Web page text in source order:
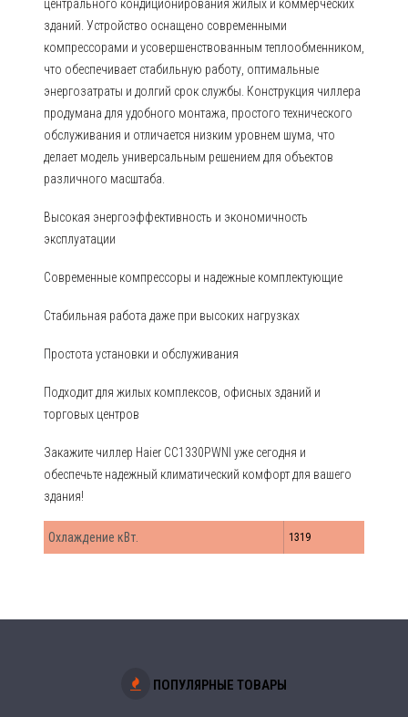
центрального кондиционирования жилых и коммерческих
зданий. Устройство оснащено современными
компрессорами и усовершенствованным теплообменником,
что обеспечивает стабильную работу, оптимальные
энергозатраты и долгий срок службы. Конструкция чиллера
продумана для удобного монтажа, простого технического
обслуживания и отличается низким уровнем шума, что
делает модель универсальным решением для объектов
различного масштаба.
Высокая энергоэффективность и экономичность
эксплуатации
Современные компрессоры и надежные комплектующие
Стабильная работа даже при высоких нагрузках
Простота установки и обслуживания
Подходит для жилых комплексов, офисных зданий и
торговых центров
Закажите чиллер Haier CC1330PWNI уже сегодня и
обеспечьте надежный климатический комфорт для вашего
здания!
Охлаждение кВт. 1319
ПОПУЛЯРНЫЕ ТОВАРЫ